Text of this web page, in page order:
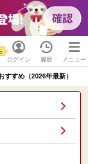
ログイン 履歴 メニュー
すめ（2026年最新）